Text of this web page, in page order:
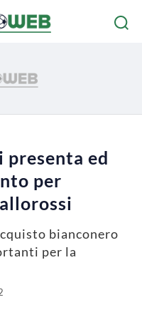
presenta ed
per
bianconero
per la